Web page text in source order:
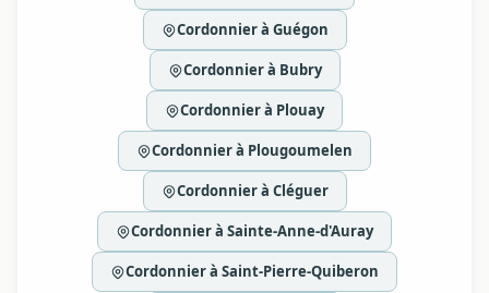
Cordonnier à Guégon
Cordonnier à Bubry
Cordonnier à Plouay
Cordonnier à Plougoumelen
Cordonnier à Cléguer
Cordonnier à Sainte-Anne-d'Auray
Cordonnier à Saint-Pierre-Quiberon